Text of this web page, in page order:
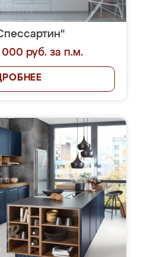
руб. за п.м.